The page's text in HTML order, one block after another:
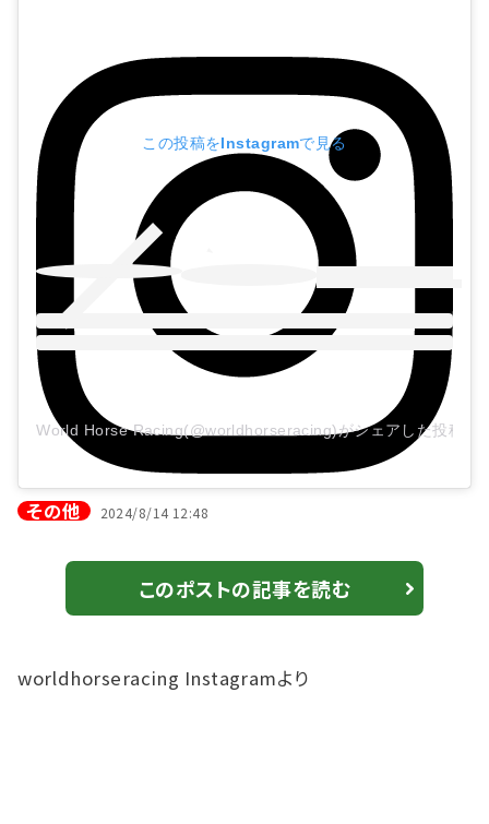
この投稿をInstagramで見る
World Horse Racing(@worldhorseracing)がシェアした投稿
その他 2024/8/14 12:48
このポストの記事を読む
worldhorseracing Instagramより